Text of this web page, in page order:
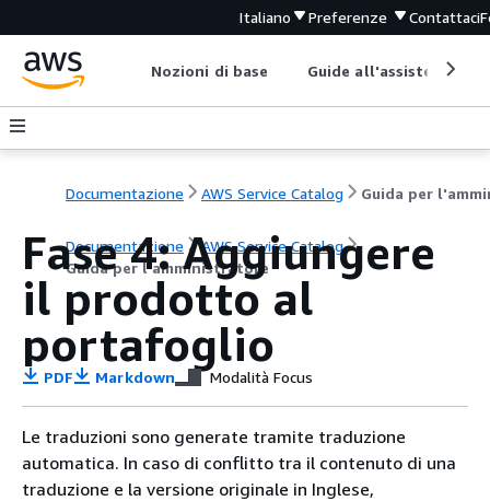
Italiano Preferenze Contattaci
Nozioni di base Guide all'assistenza
Documentazione AWS Service Catalog
Documentazione
AWS Service Catalog
Guida per l'amministratore
Fase 4: Aggiungere
il prodotto al
portafoglio
PDF Markdown Modalità Focus
Le traduzioni sono generate tramite traduzione
automatica. In caso di conflitto tra il contenuto di una
traduzione e la versione originale in Inglese,